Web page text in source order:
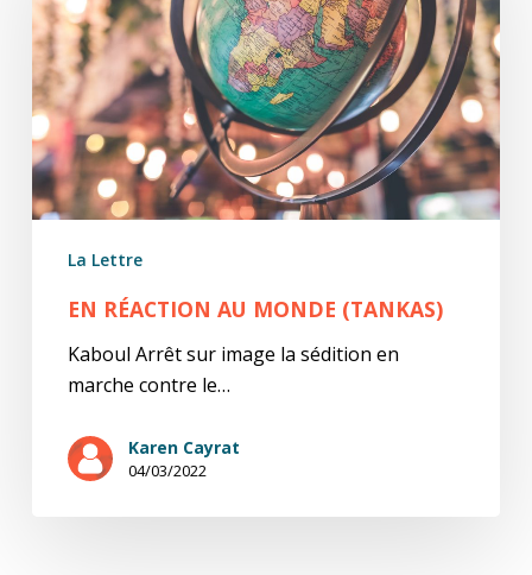
monde
(tankas)
La Lettre
EN RÉACTION AU MONDE (TANKAS)
Kaboul Arrêt sur image la sédition en
marche contre le…
Karen Cayrat
04/03/2022